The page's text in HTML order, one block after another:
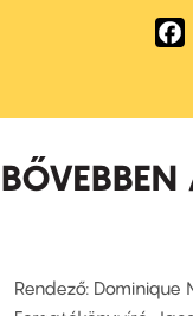
Rendező: Dominique